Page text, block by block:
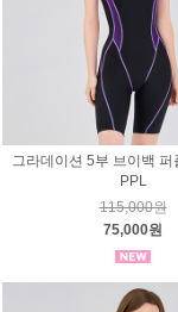
그라데이션 5부 브이백
PPL
115,000원
75,000원